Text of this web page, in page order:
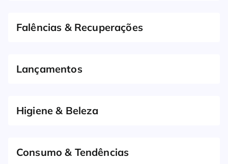
Falências & Recuperações
Lançamentos
Higiene & Beleza
Consumo & Tendências